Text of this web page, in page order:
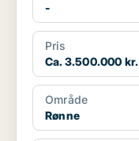
-
Pris
Ca. 3.500.000 kr.
Område
Rønne